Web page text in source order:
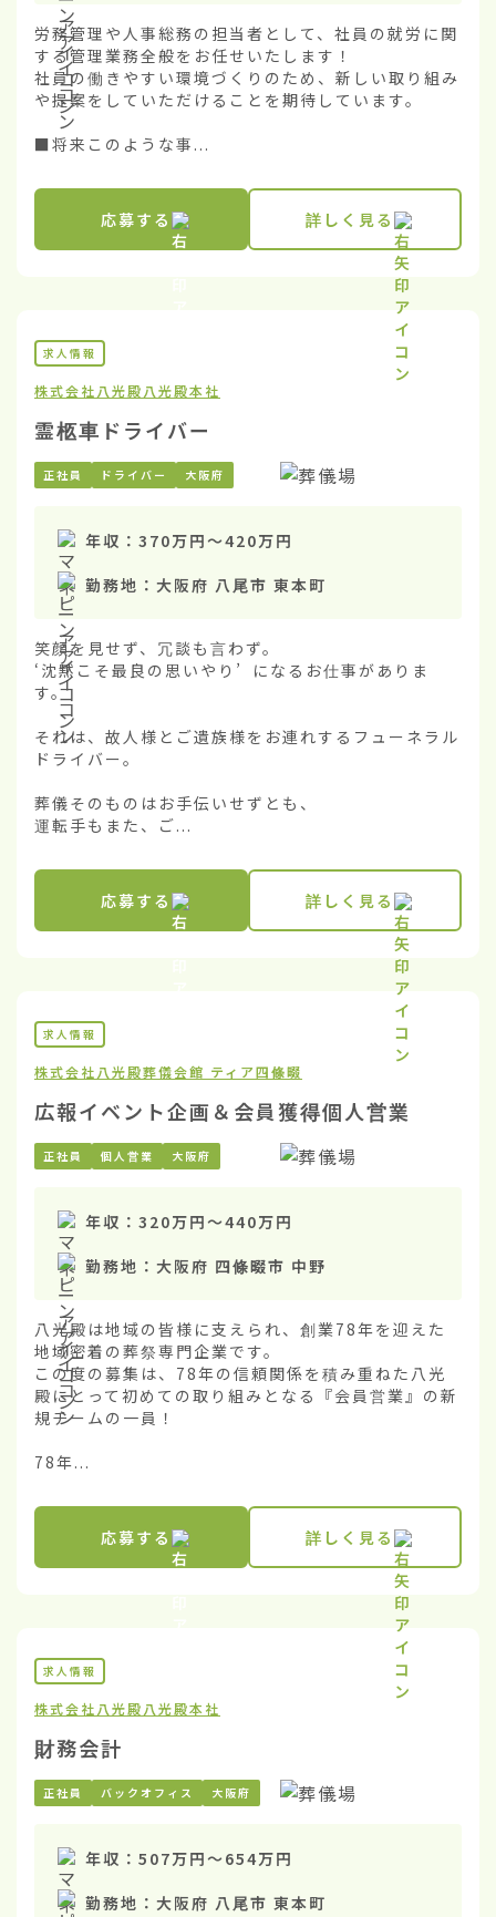
労務管理や人事総務の担当者として、社員の就労に関
する管理業務全般をお任せいたします！
社員の働きやすい環境づくりのため、新しい取り組み
や提案をしていただけることを期待しています。
■将来このような事...
応募する 詳しく見る
求人情報
株式会社八光殿 八光殿本社
霊柩車ドライバー
正社員 ドライバー 大阪府
年収： 370万円〜420万円
勤務地： 大阪府 八尾市 東本町
笑顔を見せず、冗談も言わず。
‘沈黙こそ最良の思いやり’ になるお仕事がありま
す。
それは、故人様とご遺族様をお連れするフューネラル
ドライバー。
葬儀そのものはお手伝いせずとも、
運転手もまた、ご...
応募する 詳しく見る
求人情報
株式会社八光殿葬儀会館 ティア四條畷
広報イベント企画＆会員獲得個人営業
正社員 個人営業 大阪府
年収： 320万円〜440万円
勤務地： 大阪府 四條畷市 中野
八光殿は地域の皆様に支えられ、創業78年を迎えた
地域密着の葬祭専門企業です。
この度の募集は、78年の信頼関係を積み重ねた八光
殿にとって初めての取り組みとなる『会員営業』の新
規チームの一員！
78年...
応募する 詳しく見る
求人情報
株式会社八光殿 八光殿本社
財務会計
正社員 バックオフィス 大阪府
年収： 507万円〜654万円
勤務地： 大阪府 八尾市 東本町